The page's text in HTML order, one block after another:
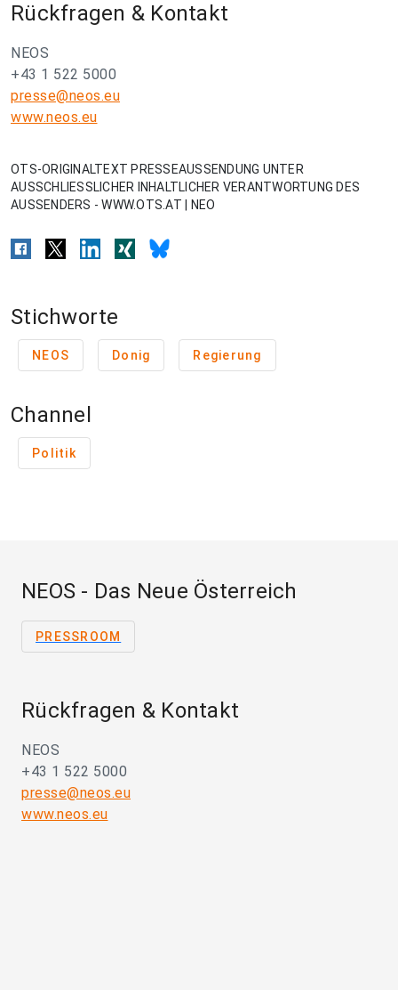
Rückfragen & Kontakt
NEOS
+43 1 522 5000
presse@neos.eu
www.neos.eu
OTS-ORIGINALTEXT PRESSEAUSSENDUNG UNTER
AUSSCHLIESSLICHER INHALTLICHER VERANTWORTUNG DES
AUSSENDERS - WWW.OTS.AT | NEO
Stichworte
NEOS Donig Regierung
Channel
Politik
NEOS - Das Neue Österreich
PRESSROOM
Rückfragen & Kontakt
NEOS
+43 1 522 5000
presse@neos.eu
www.neos.eu